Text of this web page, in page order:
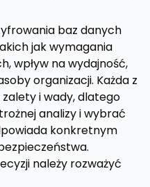
baz danych
jak wymagania
wpływ na wydajność,
organizacji. Każda z
i wady, dlatego
analizy i wybrać
konkretnym
należy rozważyć